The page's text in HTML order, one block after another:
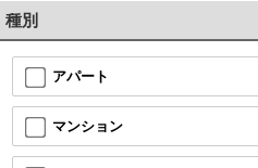
種別
アパート
マンション